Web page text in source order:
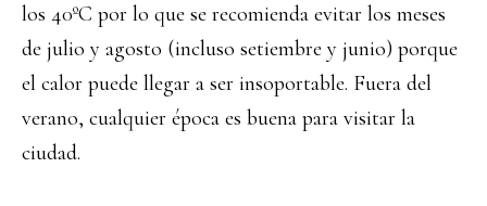
los 40ºC por lo que se recomienda evitar los meses
de julio y agosto (incluso setiembre y junio) porque
el calor puede llegar a ser insoportable. Fuera del
verano, cualquier época es buena para visitar la
ciudad.